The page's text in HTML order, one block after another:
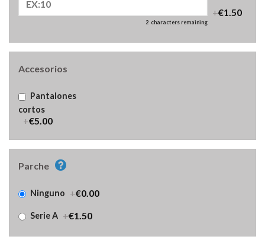
2 characters remaining
+€1.50
Accesorios
Pantalones
cortos
+€5.00
Parche
Ninguno +€0.00
Serie A +€1.50